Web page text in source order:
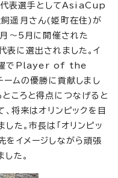
表選手としてAsiaCup
遥月さん(姫町在住)が
月～5月に開催された
に選出されました。イ
躍でPlayer of the
ムの優勝に貢献しまし
ところと得点につなげると
、将来はオリンピックを目
た。市長は「オリンピッ
をイメージしながら頑張
た。